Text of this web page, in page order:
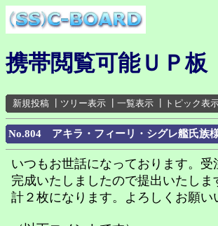
携帯閲覧可能ＵＰ板
新規投稿 ツリー表示 一覧表示 トピック表
No.804 アキラ・フィーリ・シグレ艦氏族
いつもお世話になっております。
完成いたしましたので提出いたしま
計２枚になります。よろしくお願い